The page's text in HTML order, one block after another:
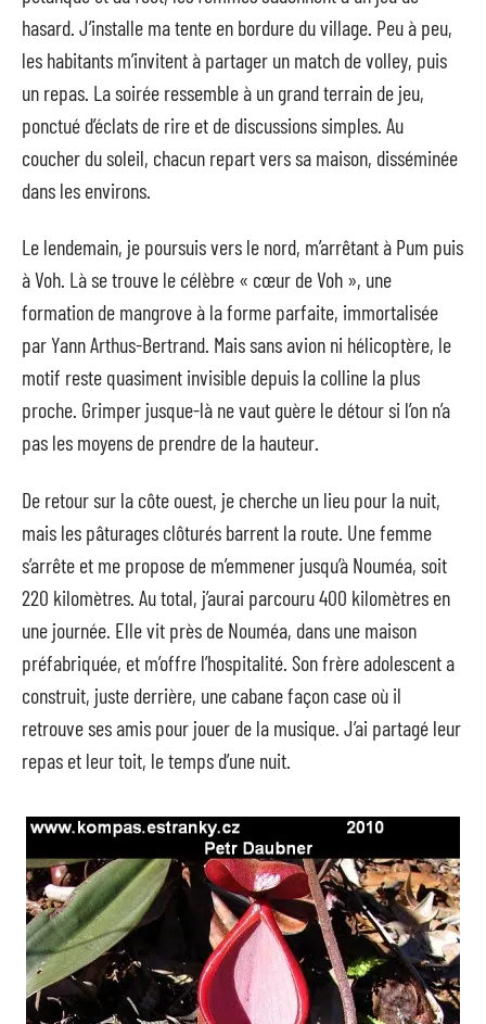
hasard. J’installe ma tente en bordure du village. Peu à peu,
les habitants m’invitent à partager un match de volley, puis
un repas. La soirée ressemble à un grand terrain de jeu,
ponctué d’éclats de rire et de discussions simples. Au
coucher du soleil, chacun repart vers sa maison, disséminée
dans les environs.
Le lendemain, je poursuis vers le nord, m’arrêtant à Pum puis
à Voh. Là se trouve le célèbre « cœur de Voh », une
formation de mangrove à la forme parfaite, immortalisée
par Yann Arthus-Bertrand. Mais sans avion ni hélicoptère, le
motif reste quasiment invisible depuis la colline la plus
proche. Grimper jusque-là ne vaut guère le détour si l’on n’a
pas les moyens de prendre de la hauteur.
De retour sur la côte ouest, je cherche un lieu pour la nuit,
mais les pâturages clôturés barrent la route. Une femme
s’arrête et me propose de m’emmener jusqu’à Nouméa, soit
220 kilomètres. Au total, j’aurai parcouru 400 kilomètres en
une journée. Elle vit près de Nouméa, dans une maison
préfabriquée, et m’offre l’hospitalité. Son frère adolescent a
construit, juste derrière, une cabane façon case où il
retrouve ses amis pour jouer de la musique. J’ai partagé leur
repas et leur toit, le temps d’une nuit.